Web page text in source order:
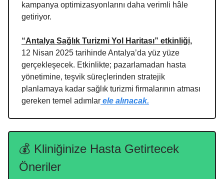
kampanya optimizasyonlarını daha verimli hâle
getiriyor.
“Antalya Sağlık Turizmi Yol Haritası” etkinliği,
12 Nisan 2025 tarihinde Antalya’da yüz yüze
gerçekleşecek. Etkinlikte; pazarlamadan hasta
yönetimine, teşvik süreçlerinden stratejik
planlamaya kadar sağlık turizmi firmalarının atması
gereken temel adımlar ele alınacak.
💰 Kliniğinize Hasta Getirtecek
Öneriler